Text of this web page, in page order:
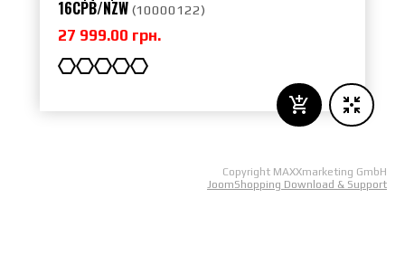
16CPB/NZW (10000122)
27 999.00 грн.
Copyright MAXXmarketing GmbH
JoomShopping Download & Support